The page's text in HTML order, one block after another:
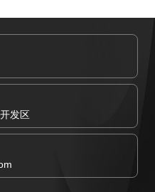
发区